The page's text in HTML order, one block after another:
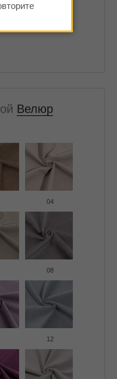
Велюр
04
08
12